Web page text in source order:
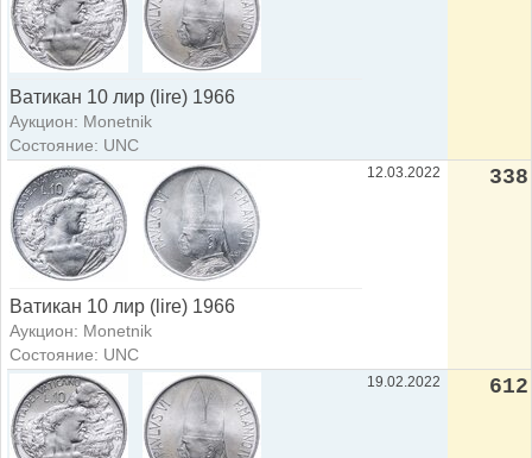
Ватикан 10 лир (lire) 1966
Аукцион: Monetnik
Состояние: UNC
Ватикан 10 лир (lire) 1966
Аукцион: Monetnik
Состояние: UNC
12.03.2022 338
19.02.2022 612